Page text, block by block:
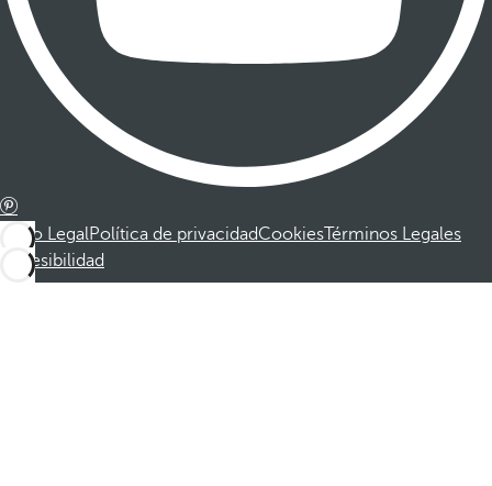
Aviso LegalPolítica de privacidadCookiesTérminos Legales
Accesibilidad